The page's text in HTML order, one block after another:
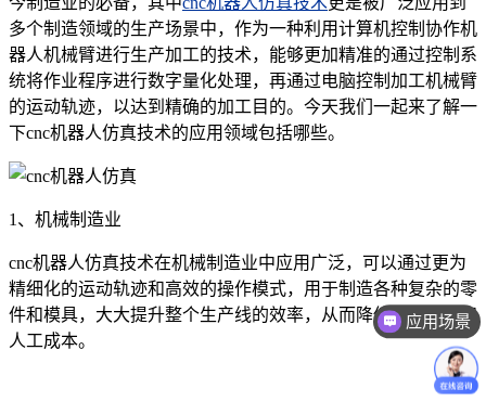
多个制造领域的生产场景中，作为一种利用计算机控制协作机
器人机械臂进行生产加工的技术，能够更加精准的通过控制系
统将作业程序进行数字量化处理，再通过电脑控制加工机械臂
的运动轨迹，以达到精确的加工目的。今天我们一起来了解一
下cnc机器人仿真技术的应用领域包括哪些。
1、机械制造业
cnc机器人仿真技术在机械制造业中应用广泛，可以通过更为
精细化的运动轨迹和高效的操作模式，用于制造各种复杂的零
件和模具，大大提升整个生产线的效率，从而降低时间成本和
人工成本。
应用场景